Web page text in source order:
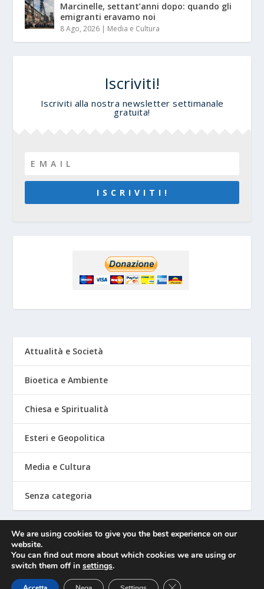
Marcinelle, settant’anni dopo: quando gli
emigranti eravamo noi
8 Ago, 2026 | Media e Cultura
Iscriviti!
Iscriviti alla nostra newsletter settimanale
gratuita!
I S C R I V I T I !
Attualità e Società
Bioetica e Ambiente
Chiesa e Spiritualità
Esteri e Geopolitica
Media e Cultura
Senza categoria
Mediafighter
We are using cookies to give you the best experience on our
website.
You can find out more about which cookies we are using or
switch them off in settings.
CLOSE GDPR COOKIE